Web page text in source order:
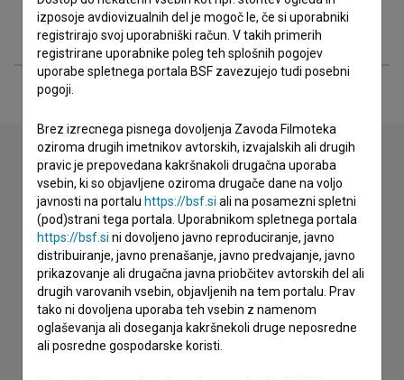
Razširjeni podatki
Stik z uredništvom
Spoštovani, s pomočjo spodnjega obrazca lahko stopite v
stik z uredništvom Baze slovenskih filmov. Veseli bomo vaših
odzivov.
imam vprašanje
prijavljam napako
želim dodati podatke
izposoje avdiovizualnih del je mogoč le, če si uporabniki
registrirajo svoj uporabniški račun. V takih primerih
registrirane uporabnike poleg teh splošnih pogojev
uporabe spletnega portala BSF zavezujejo tudi posebni
pogoji.
Brez izrecnega pisnega dovoljenja Zavoda Filmoteka
oziroma drugih imetnikov avtorskih, izvajalskih ali drugih
pravic je prepovedana kakršnakoli drugačna uporaba
vsebin, ki so objavljene oziroma drugače dane na voljo
javnosti na portalu https://bsf.si ali na posamezni spletni
(pod)strani tega portala. Uporabnikom spletnega portala
https://bsf.si ni dovoljeno javno reproduciranje, javno
distribuiranje, javno prenašanje, javno predvajanje, javno
prikazovanje ali drugačna javna priobčitev avtorskih del ali
drugih varovanih vsebin, objavljenih na tem portalu. Prav
tako ni dovoljena uporaba teh vsebin z namenom
oglaševanja ali doseganja kakršnekoli druge neposredne
ali posredne gospodarske koristi.